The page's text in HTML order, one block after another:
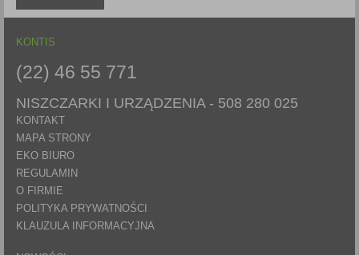
KONTIS
(22) 46 55 771
NISZCZARKI I URZĄDZENIA - 508 280 025
KONTAKT
MAPA STRONY
EKO BIURO
REGULAMIN
O FIRMIE
POLITYKA PRYWATNOŚCI
KLAUZULA INFORMACYJNA